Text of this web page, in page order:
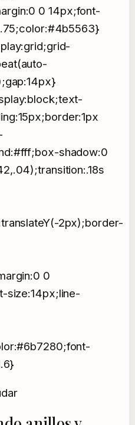
0 14px;font-
shadow:0
2px);border-
0
size:14px;line-